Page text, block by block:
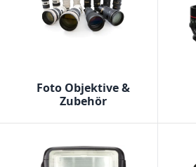
Foto Objektive &
Zubehör